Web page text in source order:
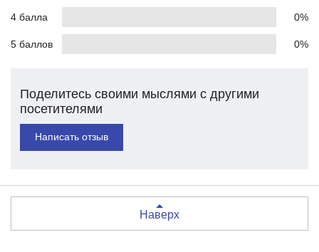
4 балла 0%
5 баллов 0%
Поделитесь своими мыслями с другими
посетителями
Написать отзыв
Наверх